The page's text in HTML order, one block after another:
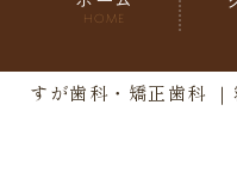
HOME
すが歯科・矯正歯科